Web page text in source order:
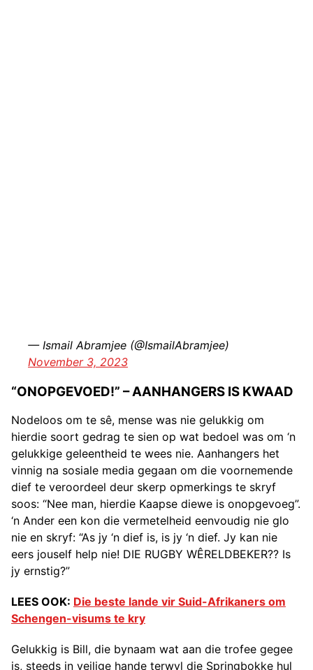
— Ismail Abramjee (@IsmailAbramjee)
November 3, 2023
“ONOPGEVOED!” – AANHANGERS IS KWAAD
Nodeloos om te sê, mense was nie gelukkig om
hierdie soort gedrag te sien op wat bedoel was om ‘n
gelukkige geleentheid te wees nie. Aanhangers het
vinnig na sosiale media gegaan om die voornemende
dief te veroordeel deur skerp opmerkings te skryf
soos: “Nee man, hierdie Kaapse diewe is onopgevoeg”.
‘n Ander een kon die vermetelheid eenvoudig nie glo
nie en skryf: “As jy ‘n dief is, is jy ‘n dief. Jy kan nie
eers jouself help nie! DIE RUGBY WÊRELDBEKER?? Is
jy ernstig?”
LEES OOK: Die beste lande vir Suid-Afrikaners om
Schengen-visums te kry
Gelukkig is Bill, die bynaam wat aan die trofee gegee
is, steeds in veilige hande terwyl die Springbokke hul